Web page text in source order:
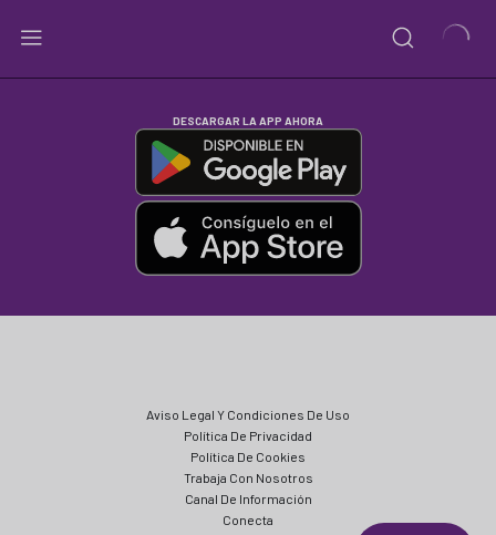
DESCARGAR LA APP AHORA
Aviso Legal Y Condiciones De Uso
Política De Privacidad
Política De Cookies
Trabaja Con Nosotros
Canal De Información
Conecta